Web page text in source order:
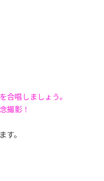
合唱しましょう。
撮影！
。